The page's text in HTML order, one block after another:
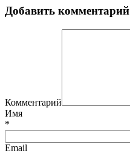
Добавить комментарий
Комментарий
Имя
*
Email